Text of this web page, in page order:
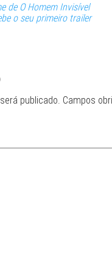
de O Homem Invisível
o seu primeiro trailer
publicado. Campos